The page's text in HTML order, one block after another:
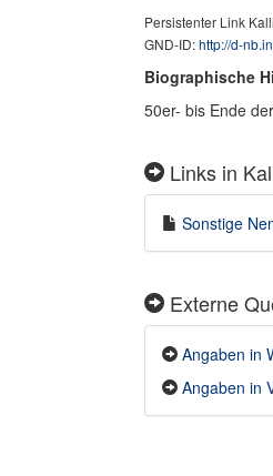
Persistenter Link
GND-ID:http://d-
Biographische
50er- bis Ende
Links in
Sonstige
Externe
Angaben in
Angaben in